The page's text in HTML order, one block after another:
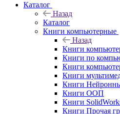
Каталог
Назад
Каталог
Книги компьютерные
Назад
Книги
Книги по
Книги
Книги
Книги
Книги ООП
Книги
Книги Прочая